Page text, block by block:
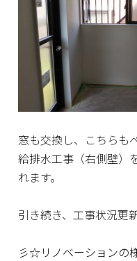
窓も交換し、こちらも
給排水工事（右側壁）
れます。
引き続き、工事状況更
彡☆リノベーションの